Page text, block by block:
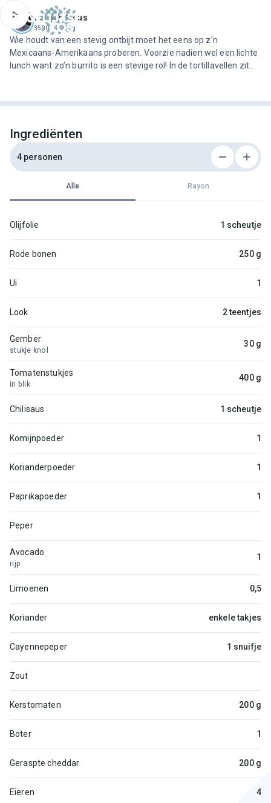
Jeroen Meus
3590 recepten
Wie houdt van een stevig ontbijt moet het eens op z’n
Mexicaans-Amerikaans proberen. Voorzie nadien wel een lichte
lunch want zo’n burrito is een stevige rol! In de tortillavellen zit
Ingrediënten
4 personen
Alle Rayon
Olijfolie 1 scheutje
Rode bonen 250 g
Ui 1
Look 2 teentjes
Gember
stukje knol
30 g
Tomatenstukjes
in blik
400 g
Chilisaus 1 scheutje
Komijnpoeder 1
Korianderpoeder 1
Paprikapoeder 1
Peper
Avocado
rijp
1
Limoenen 0,5
Koriander enkele takjes
Cayennepeper 1 snuifje
Zout
Kerstomaten 200 g
Boter 1
Geraspte cheddar 200 g
Eieren 4